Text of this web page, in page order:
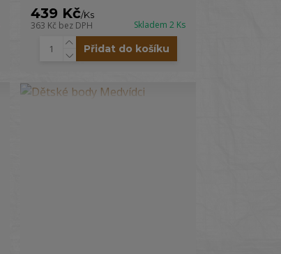
439 Kč/Ks
363 Kč bez DPH Skladem 2 Ks
Přidat do košíku